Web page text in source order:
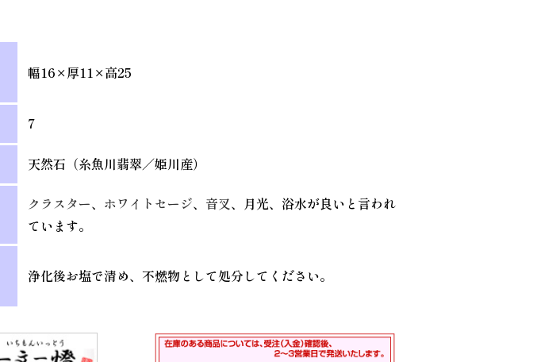
幅16×厚11×高25
7
天然石（糸魚川翡翠／姫川産）
クラスター、 ホワイトセージ、 音叉、月光、浴水が良いと言われ
ています。
浄化後お塩で清め、不燃物として処分してください。